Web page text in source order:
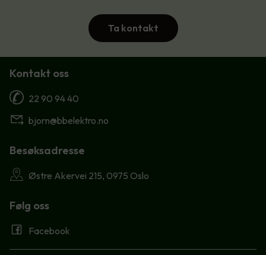
Ta kontakt
Kontakt oss
22 90 94 40
bjorn@bbelektro.no
Besøksadresse
Østre Akervei 215, 0975 Oslo
Følg oss
Facebook